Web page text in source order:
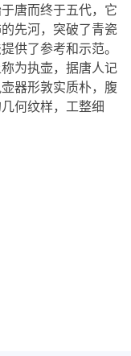
唐而终于五代，它
先河，突破了青瓷
供了参考和示范。
为执壶，据唐人记
器形敦实质朴，腹
何纹样，工整细